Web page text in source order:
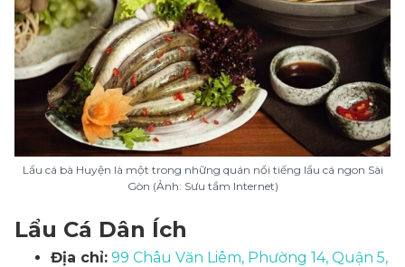
Lẩu cá bà Huyện là một trong những quán nổi tiếng lẩu cá ngon Sài
Gòn (Ảnh: Sưu tầm Internet)
Lẩu Cá Dân Ích
Địa chỉ: 99 Châu Văn Liêm, Phường 14, Quận 5,